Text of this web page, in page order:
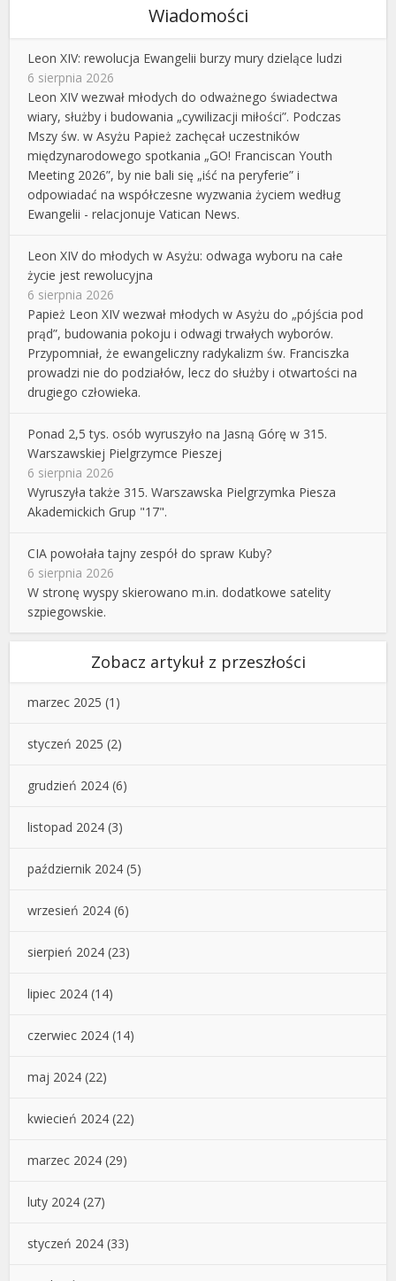
Wiadomości
Leon XIV: rewolucja Ewangelii burzy mury dzielące ludzi
6 sierpnia 2026
Leon XIV wezwał młodych do odważnego świadectwa
wiary, służby i budowania „cywilizacji miłości”. Podczas
Mszy św. w Asyżu Papież zachęcał uczestników
międzynarodowego spotkania „GO! Franciscan Youth
Meeting 2026”, by nie bali się „iść na peryferie” i
odpowiadać na współczesne wyzwania życiem według
Ewangelii - relacjonuje Vatican News.
Leon XIV do młodych w Asyżu: odwaga wyboru na całe
życie jest rewolucyjna
6 sierpnia 2026
Papież Leon XIV wezwał młodych w Asyżu do „pójścia pod
prąd”, budowania pokoju i odwagi trwałych wyborów.
Przypomniał, że ewangeliczny radykalizm św. Franciszka
prowadzi nie do podziałów, lecz do służby i otwartości na
drugiego człowieka.
Ponad 2,5 tys. osób wyruszyło na Jasną Górę w 315.
Warszawskiej Pielgrzymce Pieszej
6 sierpnia 2026
Wyruszyła także 315. Warszawska Pielgrzymka Piesza
Akademickich Grup "17".
CIA powołała tajny zespół do spraw Kuby?
6 sierpnia 2026
W stronę wyspy skierowano m.in. dodatkowe satelity
szpiegowskie.
Zobacz artykuł z przeszłości
marzec 2025 (1)
styczeń 2025 (2)
grudzień 2024 (6)
listopad 2024 (3)
październik 2024 (5)
wrzesień 2024 (6)
sierpień 2024 (23)
lipiec 2024 (14)
czerwiec 2024 (14)
maj 2024 (22)
kwiecień 2024 (22)
marzec 2024 (29)
luty 2024 (27)
styczeń 2024 (33)